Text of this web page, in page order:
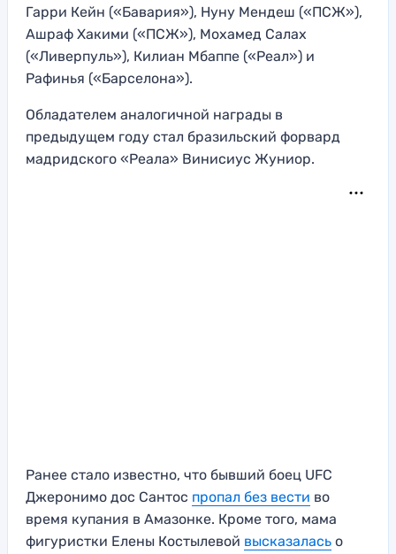
Гарри Кейн («Бавария»), Нуну Мендеш («ПСЖ»),
Ашраф Хакими («ПСЖ»), Мохамед Салах
(«Ливерпуль»), Килиан Мбаппе («Реал») и
Рафинья («Барселона»).
Обладателем аналогичной награды в
предыдущем году стал бразильский форвард
мадридского «Реала» Винисиус Жуниор.
Ранее стало известно, что бывший боец UFC
Джеронимо дос Сантос пропал без вести во
время купания в Амазонке. Кроме того, мама
фигуристки Елены Костылевой высказалась о